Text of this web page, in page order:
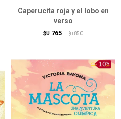
Caperucita roja y el lobo en
verso
$U 765 $U 850